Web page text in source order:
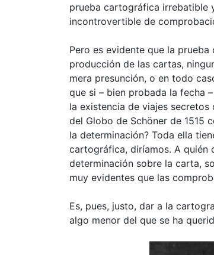
prueba cartográfica irrebatible
incontrovertible de
Pero es evidente que la
producción de las cartas,
mera presunción, o en todo
que si – bien probada la fecha
la existencia de viajes
del Globo de Schöner de 1515
la determinación? Toda ella
cartográfica, diríamos. A quién
determinación sobre la carta,
muy evidentes que las
Es, pues, justo, dar a la
algo menor del que se ha